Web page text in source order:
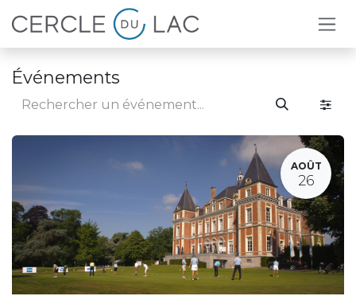
Se rendre au contenu
Événements
AOÛT
26